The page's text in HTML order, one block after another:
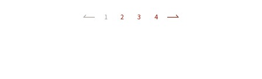
前へ1 (current)
2 3 4 次へ